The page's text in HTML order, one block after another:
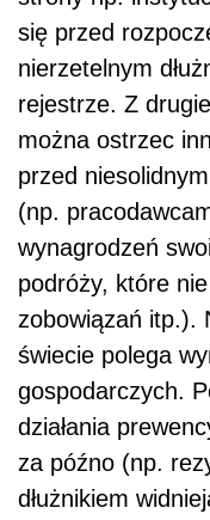
się przed
nierzetelnym
rejestrze. Z
można ostrzec
przed
(np.
wynagrodzeń
podróży, które
zobowiązań itp.).
świecie polega
gospodarczych.
działania
za późno (np.
dłużnikiem